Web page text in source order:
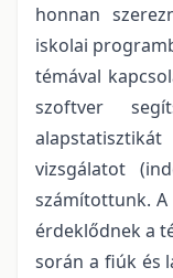
honnan
iskolai
témával
szoftver
vizsgálatot
számítottunk.
érdeklődnek a
során a fiúk és